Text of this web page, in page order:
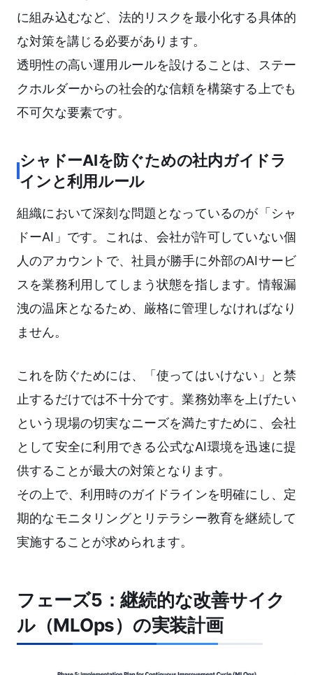
に組み込むなど、法的リスクを最小化する具体的
な対策を講じる必要があります。
透明性の高い運用ルールを設けることは、ステー
クホルダーからの社会的な信頼を構築する上でも
不可欠な要素です。
シャドーAIを防ぐための社内ガイドラ
インと利用ルール
組織において深刻な問題となっているのが「シャ
ドーAI」です。これは、会社が許可していない個
人のアカウントで、社員が勝手に外部のAIサービ
スを業務利用してしまう状態を指します。情報漏
洩の温床となるため、厳格に管理しなければなり
ません。
これを防ぐためには、「使ってはいけない」と禁
止するだけでは不十分です。業務効率を上げたい
という現場の切実なニーズを満たすために、会社
として安全に利用できる公式なAI環境を迅速に提
供することが最大の対策となります。
その上で、利用時のガイドラインを明確にし、定
期的なモニタリングとリテラシー教育を継続して
実施することが求められます。
フェーズ5：継続的な改善サイク
ル（MLOps）の実装計画